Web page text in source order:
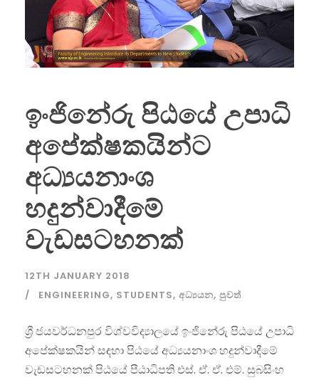
ඉංජිනේරු පිඨයේ උපාධි
අපේක්ෂකයින්ට
අධ්‍යයනාංශ
හදුන්වාදීමේ
වැඩසටහනක්
12TH JANUARY 2018
ENGINEERING, STUDENTS, අධ්‍යයන, පුවත්
ශ්‍රී ජයවර්ධනපුර විශ්වවිද්‍යාලයේ ඉංජිනේරු පිඨයේ උපාධි
අපේක්ෂකයින් සඳහා පිඨයේ අධ්‍යයනාංශ හදුන්වාදීමේ
වැඩසටහනක් පිඨයේ පීඨාධිපති එස්. ඒ. ඒ. එම්. සුබසිංහ